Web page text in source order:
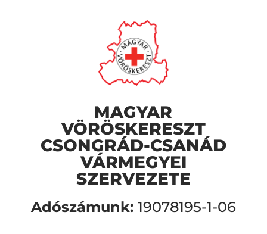
MAGYAR
VÖRÖSKERESZT
CSONGRÁD-CSANÁD
VÁRMEGYEI
SZERVEZETE
Adószámunk: 19078195-1-06